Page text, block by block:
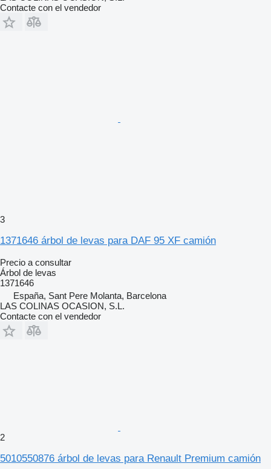
Contacte con el vendedor
3
1371646 árbol de levas para DAF 95 XF camión
Precio a consultar
Árbol de levas
1371646
España, Sant Pere Molanta, Barcelona
LAS COLINAS OCASION, S.L.
Contacte con el vendedor
2
5010550876 árbol de levas para Renault Premium camión